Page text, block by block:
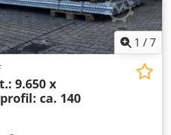
1 /7
9.650 x
ca. 140